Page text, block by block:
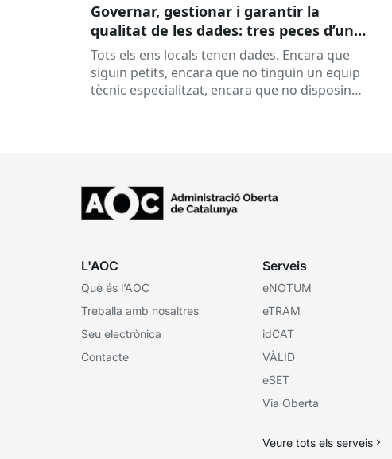
Governar, gestionar i garantir la
qualitat de les dades: tres peces d’un
mateix engranatge?
Tots els ens locals tenen dades. Encara que
siguin petits, encara que no tinguin un equip
tècnic especialitzat, encara que no disposin
L'AOC
Què és l’AOC
Treballa amb nosaltres
Seu electrònica
Contacte
Serveis
eNOTUM
eTRAM
idCAT
VÀLID
eSET
Via Oberta
Veure tots els serveis